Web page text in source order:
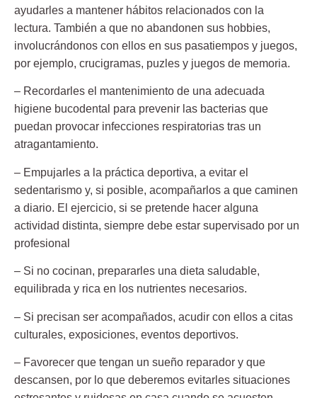
ayudarles a mantener hábitos relacionados con la
lectura. También a que no abandonen sus hobbies,
involucrándonos con ellos en sus pasatiempos y juegos,
por ejemplo, crucigramas, puzles y juegos de memoria.
– Recordarles el mantenimiento de una adecuada
higiene bucodental para prevenir las bacterias que
puedan provocar infecciones respiratorias tras un
atragantamiento.
– Empujarles a la práctica deportiva, a evitar el
sedentarismo y, si posible, acompañarlos a que caminen
a diario. El ejercicio, si se pretende hacer alguna
actividad distinta, siempre debe estar supervisado por un
profesional
– Si no cocinan, prepararles una dieta saludable,
equilibrada y rica en los nutrientes necesarios.
– Si precisan ser acompañados, acudir con ellos a citas
culturales, exposiciones, eventos deportivos.
– Favorecer que tengan un sueño reparador y que
descansen, por lo que deberemos evitarles situaciones